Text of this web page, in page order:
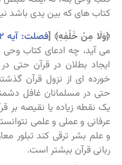
کتاب های که بین یدی
﴿وَلَا مِنْ خَلْفِهِ﴾ [فصلت: آیه ۴۲
می آید، چه ادعای کتاب
خورده ای از نزول قرآن
حتی در مسلمانان غافل
یک نقطه زیاده یا نقیصه بر
عرفانی و عملی و علمی
و علم بشر ترقی کند تبلور
ربانی قرآن بیشتر است.